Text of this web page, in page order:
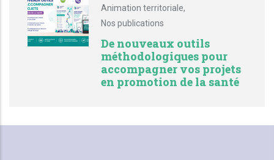
Animation territoriale,
Nos publications
De nouveaux outils
méthodologiques pour
accompagner vos projets
en promotion de la santé